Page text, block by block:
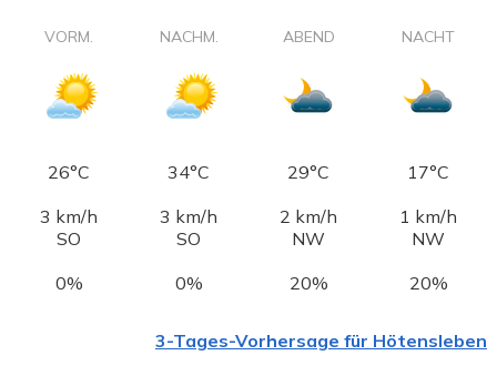
VORM. NACHM. ABEND NACHT
26°C 34°C 29°C
17°C
3 km/h
SO
3 km/h
SO
2 km/h
NW
1 km/h
NW
0%
0% 20% 20%
3-Tages-Vorhersage für Hötensleben